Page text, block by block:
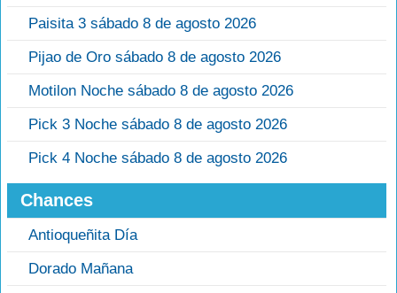
Paisita 3 sábado 8 de agosto 2026
Pijao de Oro sábado 8 de agosto 2026
Motilon Noche sábado 8 de agosto 2026
Pick 3 Noche sábado 8 de agosto 2026
Pick 4 Noche sábado 8 de agosto 2026
Chances
Antioqueñita Día
Dorado Mañana